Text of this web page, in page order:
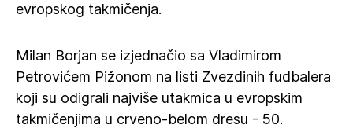
evropskog takmičenja.
Milan Borjan se izjednačio sa Vladimirom
Petrovićem Pižonom na listi Zvezdinih fudbalera
koji su odigrali najviše utakmica u evropskim
takmičenjima u crveno-belom dresu - 50.